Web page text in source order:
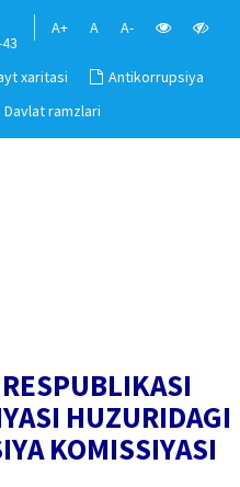
A+ A A-
xaritasi
Antikorrupsiya
Davlat ramzlari
HUZURIDAGI
KOMISSIYASI